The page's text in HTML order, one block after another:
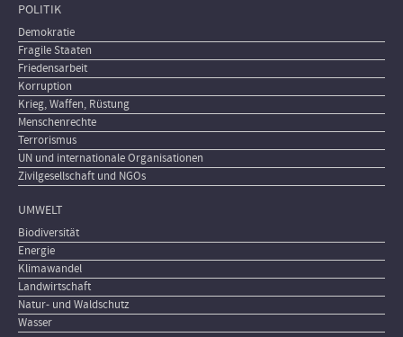
POLITIK
Demokratie
Fragile Staaten
Friedensarbeit
Korruption
Krieg, Waffen, Rüstung
Menschenrechte
Terrorismus
UN und internationale Organisationen
Zivilgesellschaft und NGOs
UMWELT
Biodiversität
Energie
Klimawandel
Landwirtschaft
Natur- und Waldschutz
Wasser